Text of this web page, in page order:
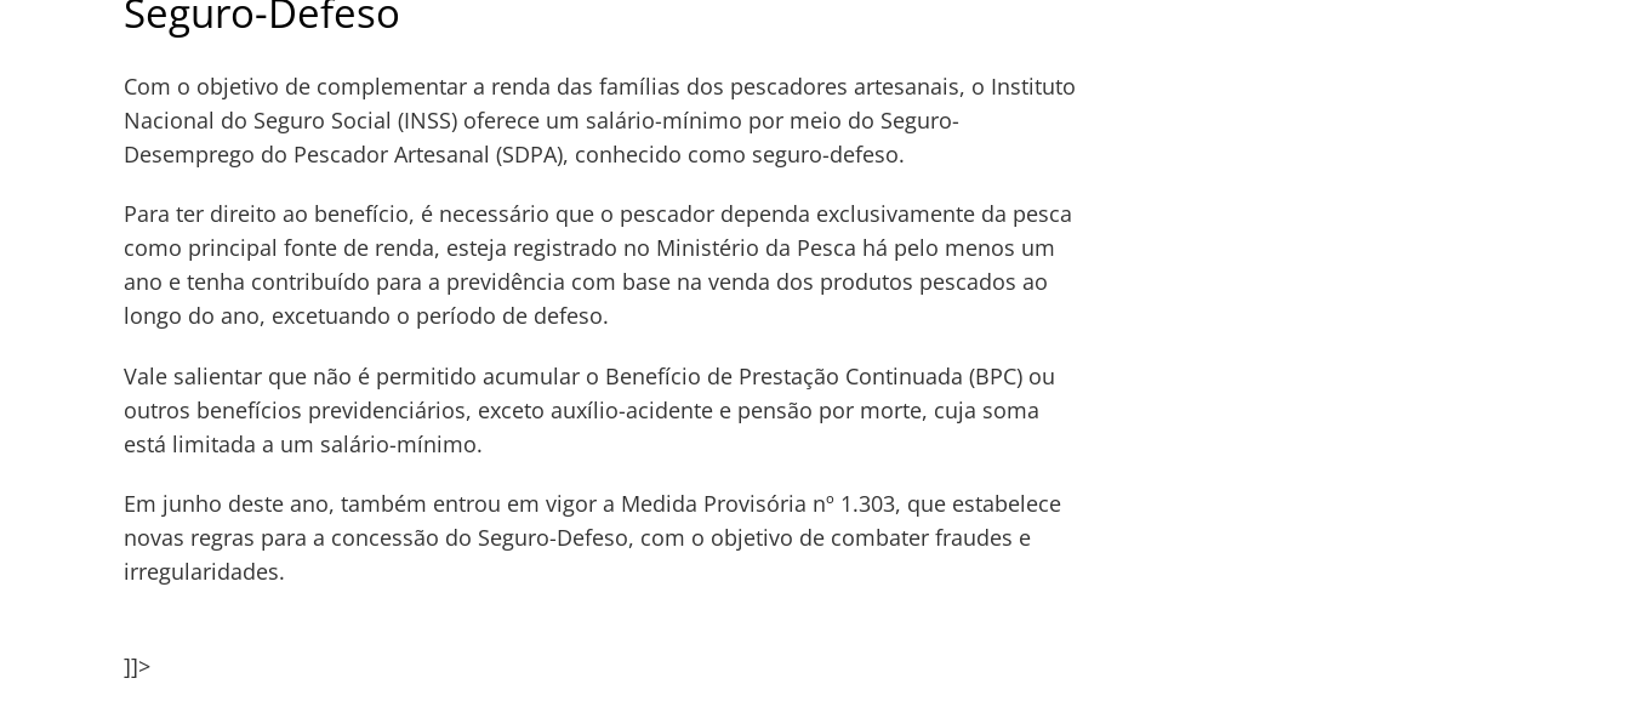
Seguro-Defeso
Com o objetivo de complementar a renda das famílias dos pescadores artesanais, o Instituto
Nacional do Seguro Social (INSS) oferece um salário-mínimo por meio do Seguro-
Desemprego do Pescador Artesanal (SDPA), conhecido como seguro-defeso.
Para ter direito ao benefício, é necessário que o pescador dependa exclusivamente da pesca
como principal fonte de renda, esteja registrado no Ministério da Pesca há pelo menos um
ano e tenha contribuído para a previdência com base na venda dos produtos pescados ao
longo do ano, excetuando o período de defeso.
Vale salientar que não é permitido acumular o Benefício de Prestação Continuada (BPC) ou
outros benefícios previdenciários, exceto auxílio-acidente e pensão por morte, cuja soma
está limitada a um salário-mínimo.
Em junho deste ano, também entrou em vigor a Medida Provisória nº 1.303, que estabelece
novas regras para a concessão do Seguro-Defeso, com o objetivo de combater fraudes e
irregularidades.
]]>